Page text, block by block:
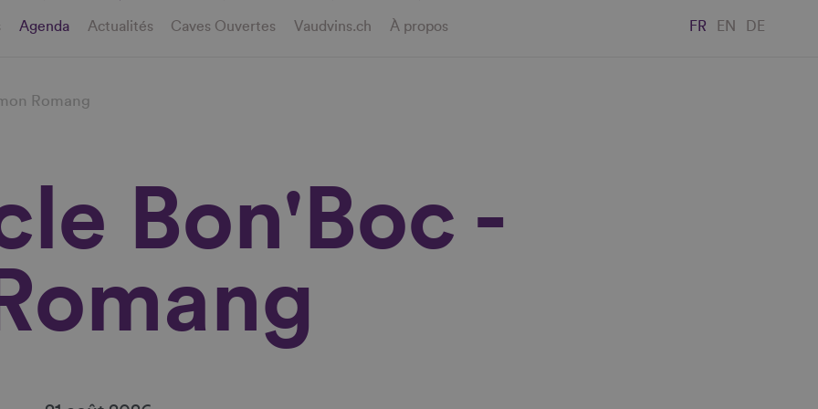
Agenda Actualités Caves Ouvertes Vaudvins.ch À propos FR EN DE
Romang
Bon'Boc -